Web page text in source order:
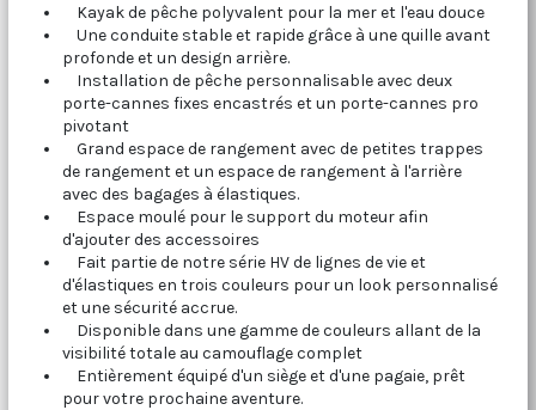
Kayak de pêche polyvalent pour la mer et l'eau douce
Une conduite stable et rapide grâce à une quille avant
profonde et un design arrière.
Installation de pêche personnalisable avec deux
porte-cannes fixes encastrés et un porte-cannes pro
pivotant
Grand espace de rangement avec de petites trappes
de rangement et un espace de rangement à l'arrière
avec des bagages à élastiques.
Espace moulé pour le support du moteur afin
d'ajouter des accessoires
Fait partie de notre série HV de lignes de vie et
d'élastiques en trois couleurs pour un look personnalisé
et une sécurité accrue.
Disponible dans une gamme de couleurs allant de la
visibilité totale au camouflage complet
Entièrement équipé d'un siège et d'une pagaie, prêt
pour votre prochaine aventure.